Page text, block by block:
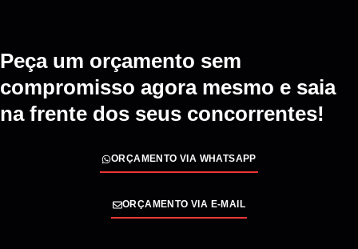
Peça um orçamento sem
compromisso agora mesmo e saia
na frente dos seus concorrentes!
ORÇAMENTO VIA WHATSAPP
ORÇAMENTO VIA E-MAIL